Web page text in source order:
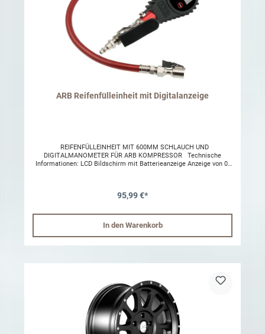
ARB Reifenfülleinheit mit Digitalanzeige
REIFENFÜLLEINHEIT MIT 600MM SCHLAUCH UND
DIGITALMANOMETER FÜR ARB KOMPRESSOR Technische
Informationen: LCD Bildschirm mit Batterieanzeige Anzeige von 0-
Bis auf 0,07 bar genau Max. Druck 24 bar Batterien: 2x AAA Auto
95,99 €*
In den Warenkorb